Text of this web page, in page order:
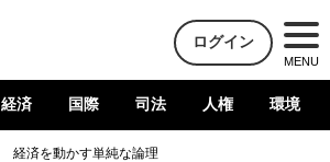
ログイン
MENU
経済 国際 司法 人権 環境
経済を動かす単純な論理